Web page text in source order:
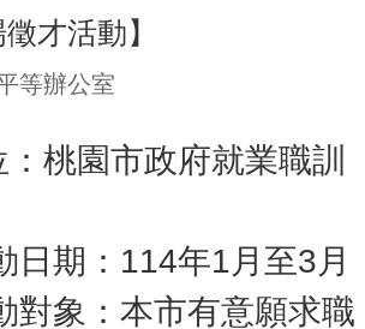
才活動】
等辦公室
桃園市政府就業職訓
日期：114年1月至3月
對象：本市有意願求職